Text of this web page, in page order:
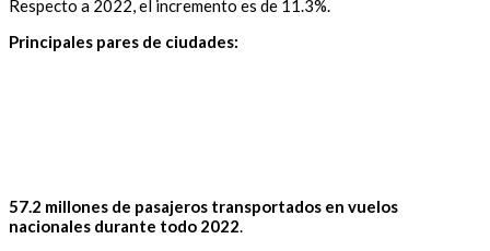
Respecto a 2022, el incremento es de 11.3%.
Principales pares de ciudades:
57.2 millones de pasajeros transportados en vuelos
nacionales durante todo 2022.